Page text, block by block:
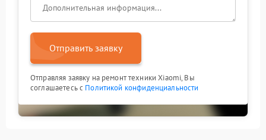
Отправить заявку
Отправляя заявку на ремонт техники Xiaomi, Вы
соглашаетесь с Политикой конфиденциальности